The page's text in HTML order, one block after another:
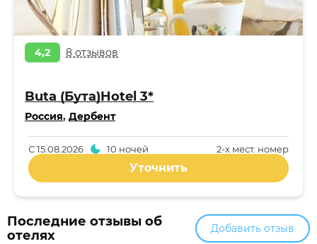
4,2 8 отзывов
Buta (Бута)Hotel 3*
Россия, Дербент
2-x мест. номер
С15.08.2026 10 ночей
Уточнить
Последние отзывы об
отелях
Добавить отзыв